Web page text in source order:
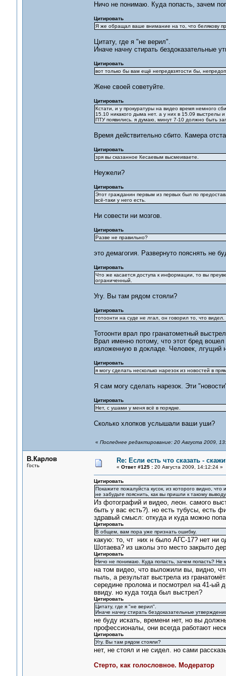
Ничо не понимаю. Куда попасть, зачем
Цитировать
Я же обращал ваше внимание на то, что белякову
Цитату, где я "не верил".
Иначе начну стирать бездоказательные
Цитировать
вот только бы вам ещё непредвзятости бы,
Жене своей советуйте.
Цитировать
Кстати, и у прокуратуры на видео время немного
15.10 никакого дыма нет. а у них в 15.09 выстрелы
ПТУ появились. я думаю, минут 7-10 должно быть
Время действительно сбито. Камера
Цитировать
зря вы сказанное Кесаевым высмеиваете.
Неужели?
Цитировать
Этот гражданин первым из первых был по
всё-таки у него есть.
Ни совести ни мозгов.
Цитировать
Разве не правильно?
это демагогия. Развернуто пояснять не
Цитировать
Что же касается доступа к информации, то вы
ограниченный.
Угу. Вы там рядом стояли?
Цитировать
тотоонти на суде не лгал, он говорил то, что
Тотоонти врал про гранатометный
Врал именно потому, что этот бред
изложенную в докладе. Человек, лгущий
Цитировать
я могу сделать несколько нарезок из новостей в
Я сам могу сделать нарезок. Эти
Цитировать
Нет, с ушами у меня всё в порядке.
Сколько хлопков услышали ваши уши?
« Последнее редактирование: 20 Августа 2009,
В.Карлов
Гость
Re: Если есть что сказать -
« Ответ #125 :20 Августа 2009, 14:12:24 »
Цитировать
Покажите пожалуйста кусок, из которого видно,
не забудьте пояснить, как вы пришли к такому
Из фотографий и видео, леон. самого
быть у вас есть?). но есть тубусы, есть
здравый смысл: откуда и куда можно
Цитировать
В общем, вам пора уже признать ошибку.
какую: то, чт них н было АГС-17? нет ни
Шотаева? из школы это место закрыто
Цитировать
Ничо не понимаю. Куда попасть, зачем попасть? Не
на том видео, что выложили вы, видно,
пыль, а результат выстрела из
середине пролома и посмотрел на 41-ый
ввиду. но куда тогда был выстрел?
Цитировать
Цитату, где я "не верил".
Иначе начну стирать бездоказательные
не буду искать, времени нет, но вы
профессионалы, они всегда работают
Цитировать
Угу. Вы там рядом стояли?
нет, не стоял и не сидел. но сами
Стерто, как голословное. Модератор